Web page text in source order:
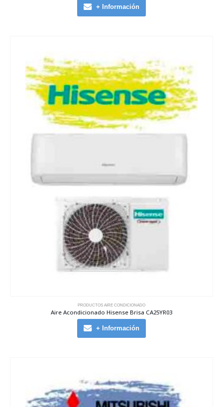
+ Información
PRODUCTOS AIRE CONDICIONADO
Aire Acondicionado Hisense Brisa CA25YR03
+ Información